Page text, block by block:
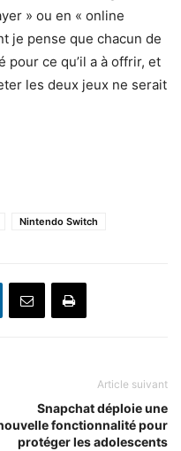
» ou en « online
je pense que chacun de
ce qu’il a à offrir, et
les deux jeux ne serait
Nintendo Switch
Article suivant
Snapchat déploie une
fonctionnalité pour
protéger les adolescents